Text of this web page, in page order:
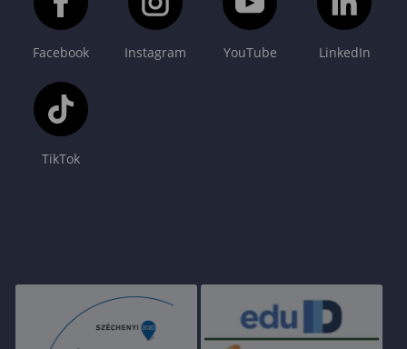
Facebook Instagram YouTube LinkedIn
TikTok